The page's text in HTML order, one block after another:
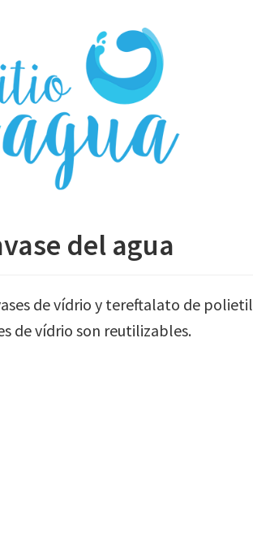
del agua
de vídrio y tereftalato de
de vídrio son reutilizables.